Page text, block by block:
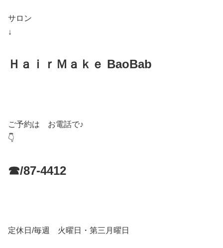
サロン
↓
ＨａｉｒＭａｋｅ BaoBab
ご予約は お電話で♪
👇
☎/87-4412
定休日/毎週 火曜日・第三月曜日